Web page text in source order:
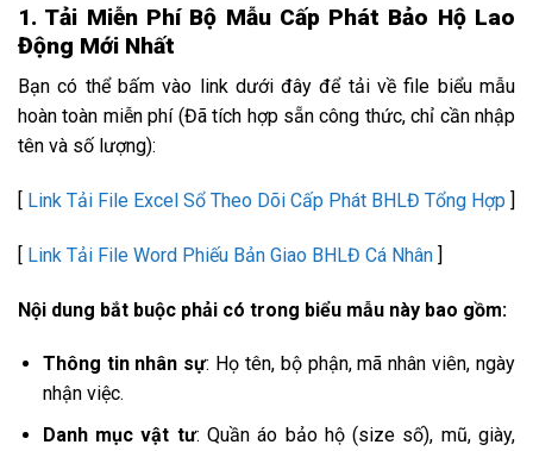
1. Tải Miễn Phí Bộ Mẫu Cấp Phát Bảo Hộ Lao
Động Mới Nhất
Bạn có thể bấm vào link dưới đây để tải về file biểu mẫu
hoàn toàn miễn phí (Đã tích hợp sẵn công thức, chỉ cần nhập
tên và số lượng):
[ Link Tải File Excel Sổ Theo Dõi Cấp Phát BHLĐ Tổng Hợp ]
[ Link Tải File Word Phiếu Bản Giao BHLĐ Cá Nhân ]
Nội dung bắt buộc phải có trong biểu mẫu này bao gồm:
Thông tin nhân sự: Họ tên, bộ phận, mã nhân viên, ngày
nhận việc.
Danh mục vật tư: Quần áo bảo hộ (size số), mũ, giày,